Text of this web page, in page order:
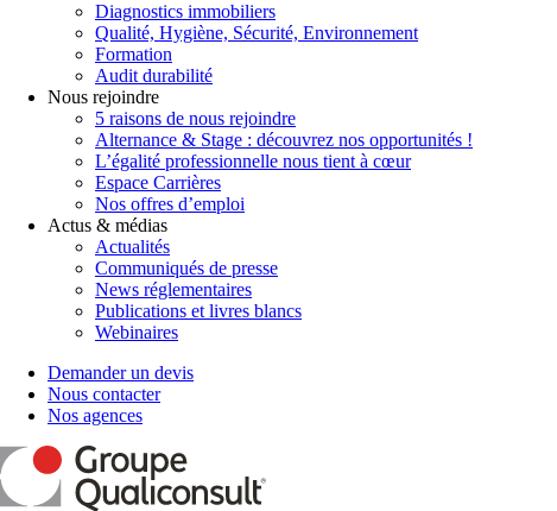
Diagnostics immobiliers
Qualité, Hygiène, Sécurité, Environnement
Formation
Audit durabilité
Nous rejoindre
5 raisons de nous rejoindre
Alternance & Stage : découvrez nos opportunités !
L’égalité professionnelle nous tient à cœur
Espace Carrières
Nos offres d’emploi
Actus & médias
Actualités
Communiqués de presse
News réglementaires
Publications et livres blancs
Webinaires
Demander un devis
Nous contacter
Nos agences